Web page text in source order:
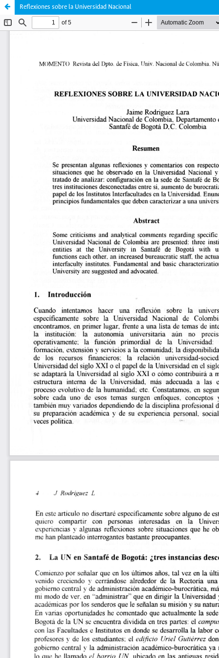
Reflexiones sobre la Universidad Nacional